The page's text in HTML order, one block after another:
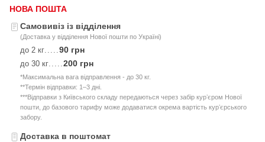
НОВА ПОШТА
Самовивіз із відділення
(Доставка у відділення Нової пошти по Україні)
до 2 кг 90 грн
до 30 кг 200 грн
*Максимальна вага відправлення - до 30 кг.
**Термін відправки: 1–3 дні.
***Відправки з Київського складу передаються через забір курʼєром Нової
пошти, до базового тарифу може додаватися окрема вартість курʼєрського
забору.
Доставка в поштомат